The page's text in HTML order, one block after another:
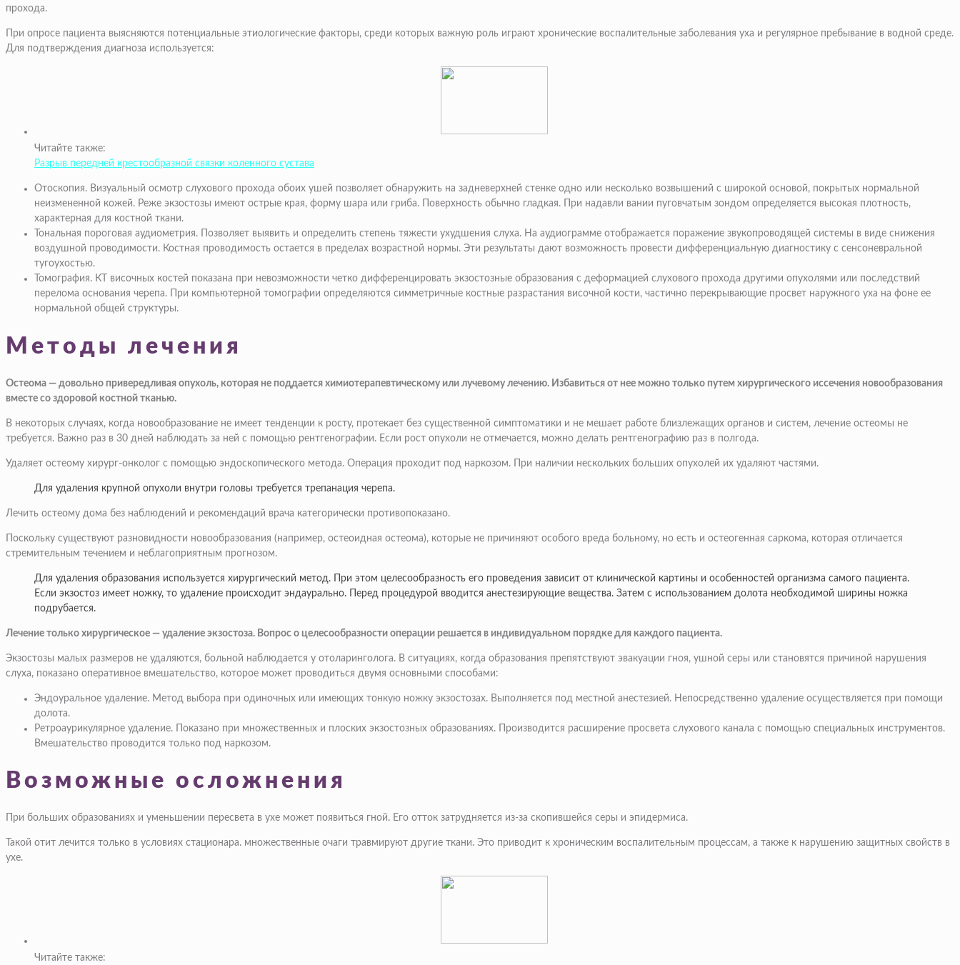
прохода.
При опросе пациента выясняются потенциальные этиологические факторы, среди которых важную роль играют хронические воспалительные заболевания уха и регулярное пребывание в водной среде.
Для подтверждения диагноза используется:
Читайте также:
Разрыв передней крестообразной связки коленного сустава
Отоскопия. Визуальный осмотр слухового прохода обоих ушей позволяет обнаружить на задневерхней стенке одно или несколько возвышений с широкой основой, покрытых нормальной
неизмененной кожей. Реже экзостозы имеют острые края, форму шара или гриба. Поверхность обычно гладкая. При надавли вании пуговчатым зондом определяется высокая плотность,
характерная для костной ткани.
Тональная пороговая аудиометрия. Позволяет выявить и определить степень тяжести ухудшения слуха. На аудиограмме отображается поражение звукопроводящей системы в виде снижения
воздушной проводимости. Костная проводимость остается в пределах возрастной нормы. Эти результаты дают возможность провести дифференциальную диагностику с сенсоневральной
тугоухостью.
Томография. КТ височных костей показана при невозможности четко дифференцировать экзостозные образования с деформацией слухового прохода другими опухолями или последствий
перелома основания черепа. При компьютерной томографии определяются симметричные костные разрастания височной кости, частично перекрывающие просвет наружного уха на фоне ее
нормальной общей структуры.
Методы лечения
Остеома — довольно привередливая опухоль, которая не поддается химиотерапевтическому или лучевому лечению. Избавиться от нее можно только путем хирургического иссечения новообразования
вместе со здоровой костной тканью.
В некоторых случаях, когда новообразование не имеет тенденции к росту, протекает без существенной симптоматики и не мешает работе близлежащих органов и систем, лечение остеомы не
требуется. Важно раз в 30 дней наблюдать за ней с помощью рентгенографии. Если рост опухоли не отмечается, можно делать рентгенографию раз в полгода.
Удаляет остеому хирург-онколог с помощью эндоскопического метода. Операция проходит под наркозом. При наличии нескольких больших опухолей их удаляют частями.
Для удаления крупной опухоли внутри головы требуется трепанация черепа.
Лечить остеому дома без наблюдений и рекомендаций врача категорически противопоказано.
Поскольку существуют разновидности новообразования (например, остеоидная остеома), которые не причиняют особого вреда больному, но есть и остеогенная саркома, которая отличается
стремительным течением и неблагоприятным прогнозом.
Для удаления образования используется хирургический метод. При этом целесообразность его проведения зависит от клинической картины и особенностей организма самого пациента.
Если экзостоз имеет ножку, то удаление происходит эндаурально. Перед процедурой вводится анестезирующие вещества. Затем с использованием долота необходимой ширины ножка
подрубается.
Лечение только хирургическое — удаление экзостоза. Вопрос о целесообразности операции решается в индивидуальном порядке для каждого пациента.
Экзостозы малых размеров не удаляются, больной наблюдается у отоларинголога. В ситуациях, когда образования препятствуют эвакуации гноя, ушной серы или становятся причиной нарушения
слуха, показано оперативное вмешательство, которое может проводиться двумя основными способами:
Эндоуральное удаление. Метод выбора при одиночных или имеющих тонкую ножку экзостозах. Выполняется под местной анестезией. Непосредственно удаление осуществляется при помощи
долота.
Ретроаурикулярное удаление. Показано при множественных и плоских экзостозных образованиях. Производится расширение просвета слухового канала с помощью специальных инструментов.
Вмешательство проводится только под наркозом.
Возможные осложнения
При больших образованиях и уменьшении пересвета в ухе может появиться гной. Его отток затрудняется из-за скопившейся серы и эпидермиса.
Такой отит лечится только в условиях стационара. множественные очаги травмируют другие ткани. Это приводит к хроническим воспалительным процессам, а также к нарушению защитных свойств в
ухе.
Читайте также: